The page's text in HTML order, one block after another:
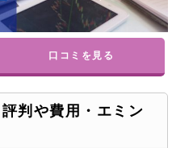
口コミを見る
判や費用・エミン